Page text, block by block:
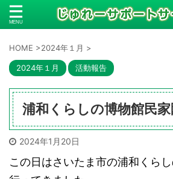
HOME >2024年１月 >
2024年１月 活動報告
浦和くらしの博物館民家
2024年1月20日
この日はさいたま市の浦和くら